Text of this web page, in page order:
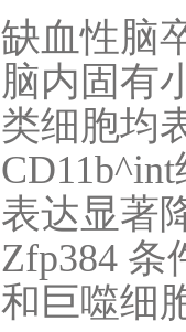
缺血性脑
脑内固有
类细胞均
表达显著
Zfp384 条
和巨噬细